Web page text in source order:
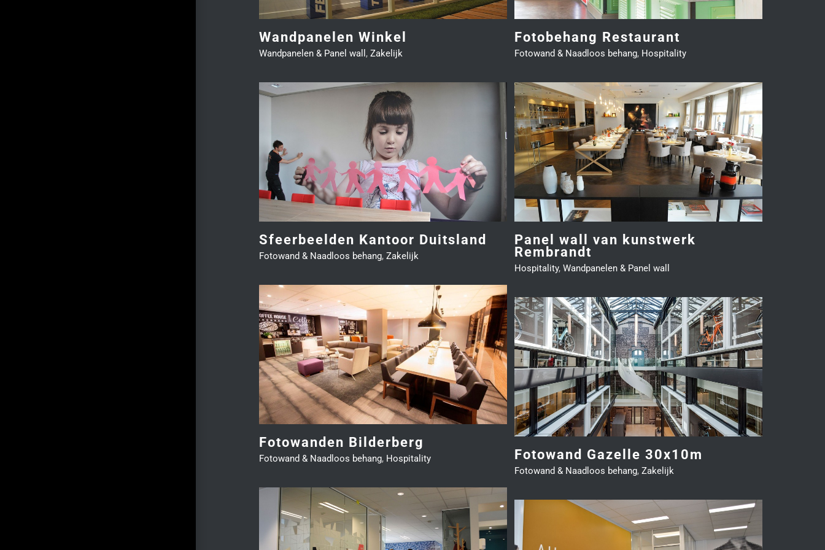
Wandpanelen Winkel
Wandpanelen & Panel wall ,Zakelijk
Fotobehang Restaurant
Fotowand & Naadloos behang, Hospitality
Sfeerbeelden Kantoor Duitsland
Fotowand & Naadloos behang,Zakelijk
Panel wall van kunstwerk Rembrandt
Hospitality Wandpanelen & Panel wall
Panel wall van kunstwerk
Rembrandt
Hospitality,Wandpanelen & Panel wall
Fotowanden Bilderberg
Fotowand & Naadloos behang, Hospitality
Fotowand Gazelle 30x10m
Fotowand & Naadloos behang Zakelijk
Fotowand Gazelle 30x10m
Fotowand & Naadloos behang,Zakelijk